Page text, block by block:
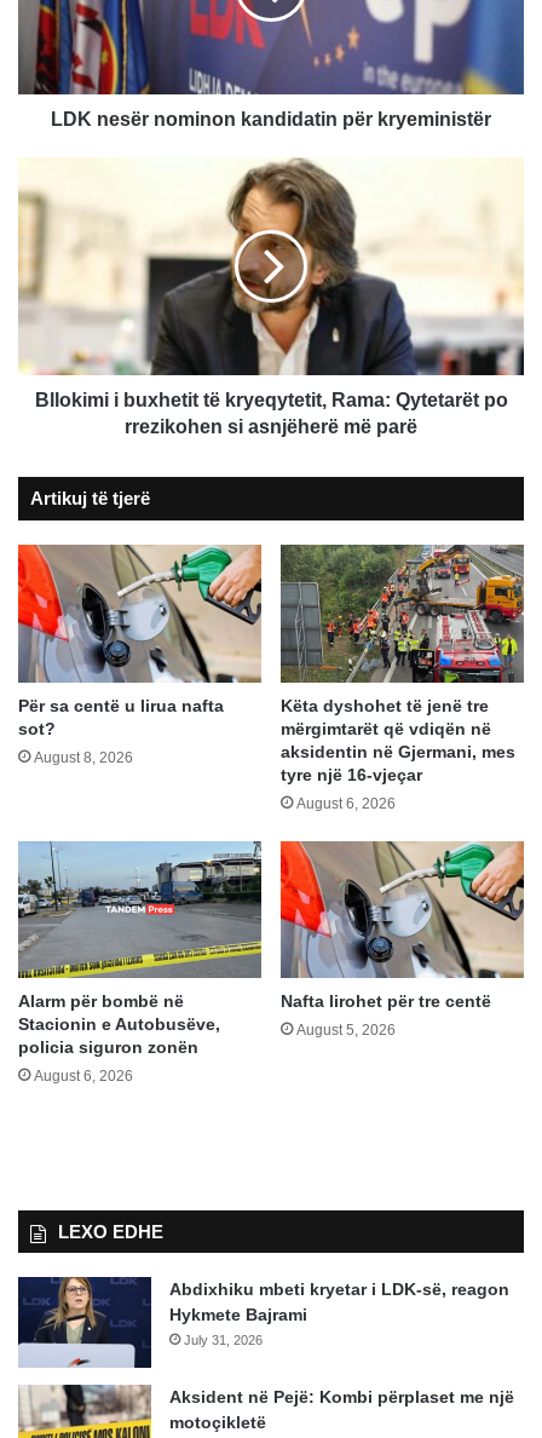
kryeministër
LDK nesër nominon kandidatin për kryeministër
i
Rama:
Qytetarët
rrezikohen
parë
Bllokimi i buxhetit të kryeqytetit, Rama: Qytetarët po
rrezikohen si asnjëherë më parë
Artikuj të tjerë
Për sa centë u lirua nafta
sot?
August 8, 2026
Këta dyshohet të jenë tre
mërgimtarët që vdiqën në
aksidentin në Gjermani, mes
tyre një 16-vjeçar
August 6, 2026
Alarm për bombë në
Stacionin e Autobusëve,
policia siguron zonën
August 6, 2026
Nafta lirohet për tre centë
August 5, 2026
LEXO EDHE
Abdixhiku mbeti kryetar i LDK-së, reagon
Hykmete Bajrami
July 31, 2026
Aksident në Pejë: Kombi përplaset me një
motoçikletë